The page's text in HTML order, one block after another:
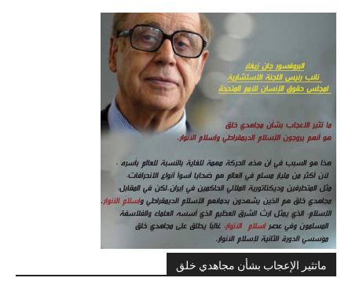
ماتثير الإعجاب بشأن مجاهدي خلق